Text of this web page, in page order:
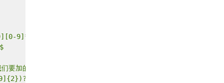
9]*$
要加的是说明可能的小数部分：^[0-9]+(.[0-9]+)?$